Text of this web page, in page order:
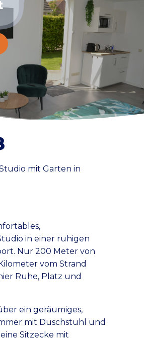
mit Garten in
in einer ruhigen
Nur 200 Meter von
vom Strand
Ruhe, Platz und
ein geräumiges,
mit Duschstuhl und
Sitzecke mit